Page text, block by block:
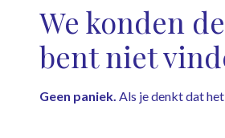
Fout 404
We konden
bent niet
Geen paniek. Als je denkt dat